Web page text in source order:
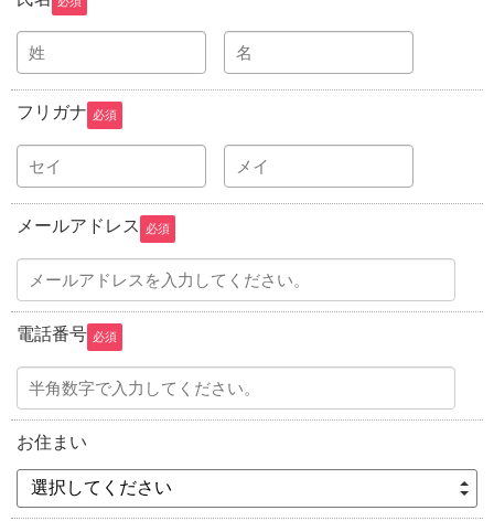
フリガナ 必須
メールアドレス 必須
電話番号 必須
お住まい
選択してください